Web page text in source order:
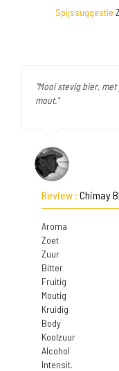
Spijssuggestie
"Mooi stevig bier,
mout."
Review : Chimay
Aroma
Zoet
Zuur
Bitter
Fruitig
Moutig
Kruidig
Body
Koolzuur
Alcohol
Intensit.